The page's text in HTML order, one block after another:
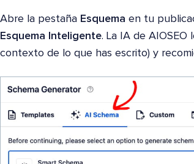
Abre la pestaña Esquema en tu
Esquema Inteligente. La IA de
contexto de lo que has escrito) y